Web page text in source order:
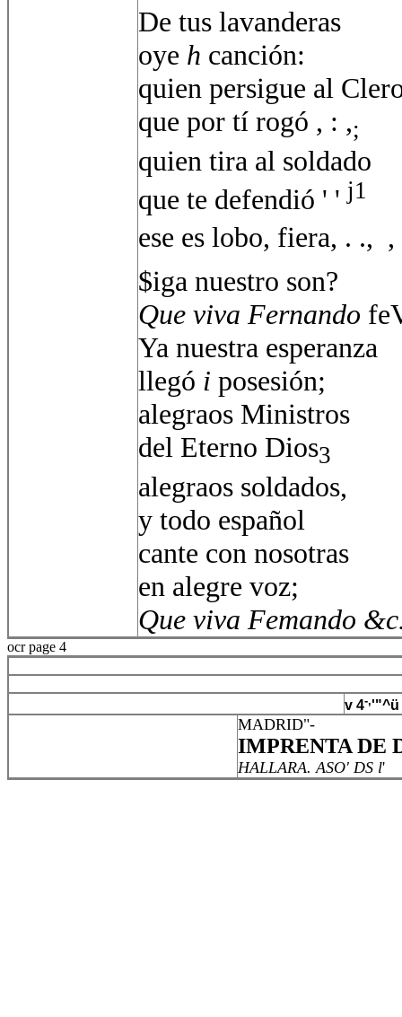
De tus lavanderas
oye h canción:
quien persigue al
que por tí rogó , : ,;
quien tira al soldado
que te defendió ' 'j1
ese es lobo, fiera, . .,  ,
$iga nuestro son?
Que viva Fernando
Ya nuestra esperanza
llegó i posesión;
alegraos Ministros
del Eterno Dios3
alegraos soldados,
y todo español
cante con nosotras
en alegre voz;
Que viva Femando
ocr page 4
v 4-,'"^ü
MADRID"-
IMPRENTA DE
HALLARA. ASO' DS l'